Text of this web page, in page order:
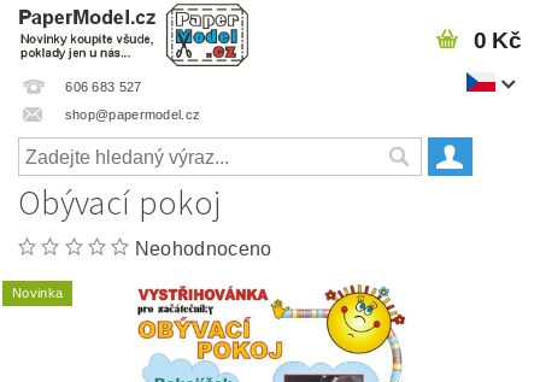
606 683 527
shop@papermodel.cz
0 Kč
Obývací pokoj
Neohodnoceno
Novinka